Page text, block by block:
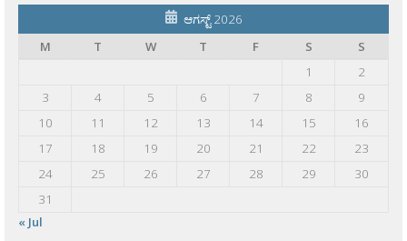
ಆಗಸ್ಟ್ 2026
M
T W T F S
S
1
2
3
4 5 6 7 8
9
10
11 12 13 14 15
16
17
18 19 20 21 22
23
24
25 26 27 28 29
30
31
« Jul